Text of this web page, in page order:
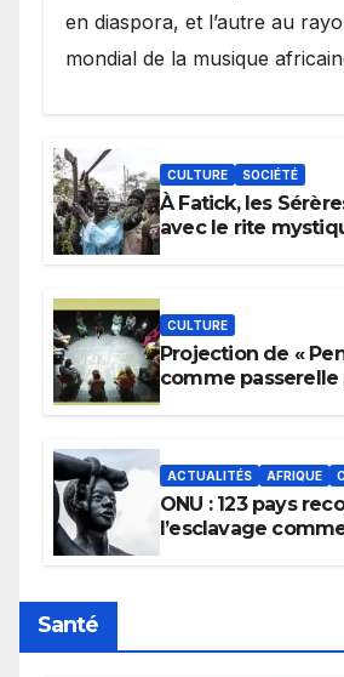
en diaspora, et l’autre au
mondial de la musique
CULTURE SOCIÉTÉ
À Fatick, les
avec le rite
CULTURE
Projection de «
comme passerelle
ACTUALITÉS AFRIQUE
ONU : 123 pays
l’esclavage
Santé